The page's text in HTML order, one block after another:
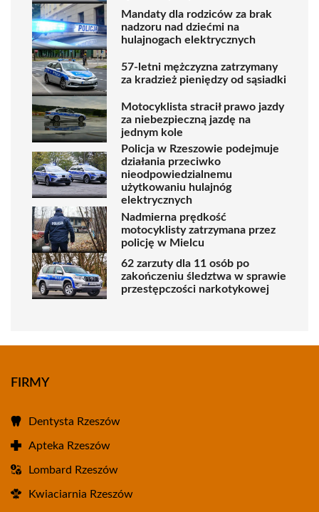
Mandaty dla rodziców za brak
nadzoru nad dziećmi na
hulajnogach elektrycznych
57-letni mężczyzna zatrzymany
za kradzież pieniędzy od sąsiadki
Motocyklista stracił prawo jazdy
za niebezpieczną jazdę na
jednym kole
Policja w Rzeszowie podejmuje
działania przeciwko
nieodpowiedzialnemu
użytkowaniu hulajnóg
elektrycznych
Nadmierna prędkość
motocyklisty zatrzymana przez
policję w Mielcu
62 zarzuty dla 11 osób po
zakończeniu śledztwa w sprawie
przestępczości narkotykowej
FIRMY
Dentysta Rzeszów
Apteka Rzeszów
Lombard Rzeszów
Kwiaciarnia Rzeszów